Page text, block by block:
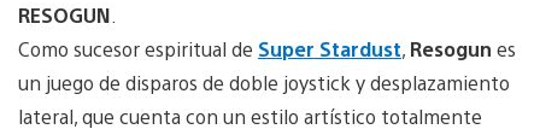
RESOGUN
Como sucesor espiritual de Super Stardust, Resogun es
un juego de disparos de doble joystick y desplazamiento
lateral, que cuenta con un estilo artístico totalmente